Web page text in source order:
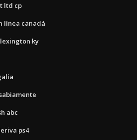
ltd cp
línea canadá
ky
abc
ps4